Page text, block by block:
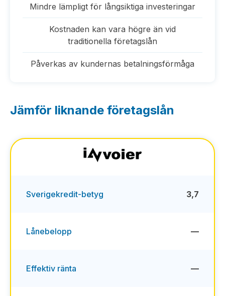
Mindre lämpligt för långsiktiga investeringar
Kostnaden kan vara högre än vid
traditionella företagslån
Påverkas av kundernas betalningsförmåga
Jämför liknande företagslån
Sverigekredit-betyg 3,7
Lånebelopp —
Effektiv ränta —